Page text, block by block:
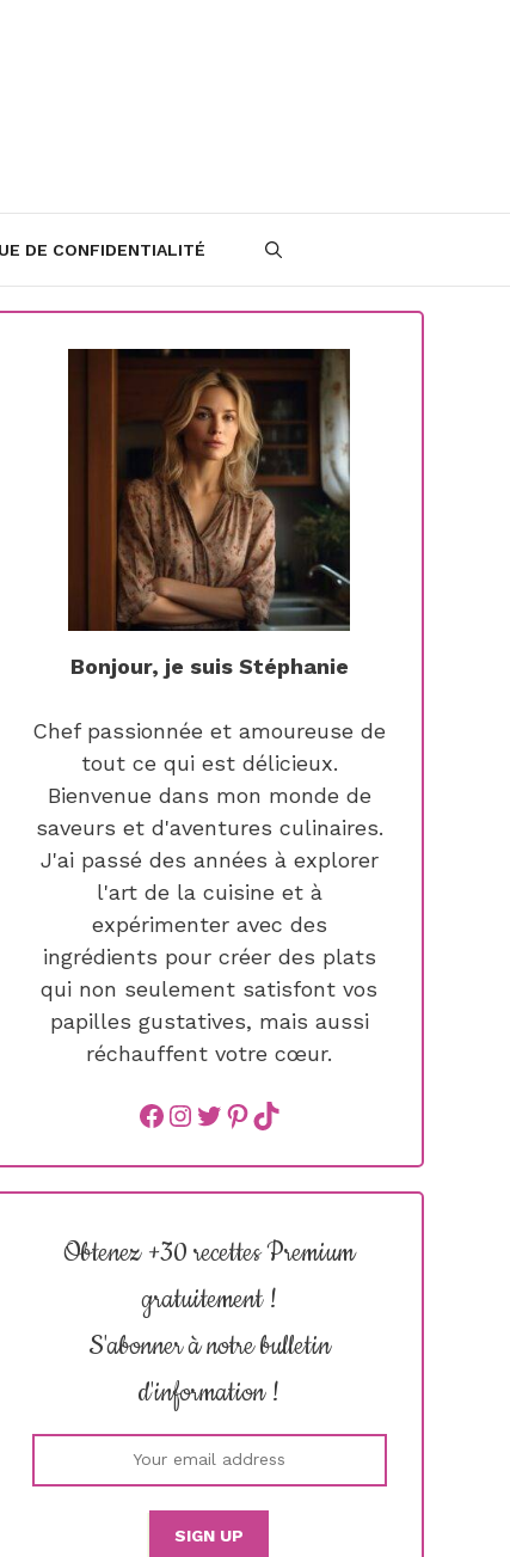
DE CONFIDENTIALITÉ
Bonjour, je suis Stéphanie
Chef passionnée et amoureuse de
tout ce qui est délicieux.
Bienvenue dans mon monde de
saveurs et d'aventures culinaires.
J'ai passé des années à explorer
l'art de la cuisine et à
expérimenter avec des
ingrédients pour créer des plats
qui non seulement satisfont vos
papilles gustatives, mais aussi
réchauffent votre cœur.
Facebook
instagram
Twitter
Pinterest
TikTok
Obtenez +30 recettes Premium
gratuitement !
S'abonner à notre bulletin
d'information !